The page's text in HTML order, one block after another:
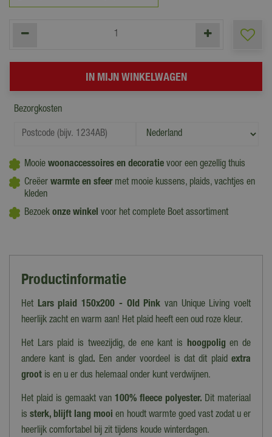
Bezorgkosten
Mooie woonaccessoires en decoratie voor een gezellig thuis
Creëer warmte en sfeermet mooie kussens, plaids, vachtjes en
kleden
Bezoek onze winkel voor het complete Boet assortiment
Productinformatie
Het Lars plaid 150x200 - Old Pink van Unique Living voelt
heerlijk zacht en warm aan! Het plaid heeft een oud roze kleur.
Het Lars plaid is tweezijdig, de ene kant is hoogpolig en de
andere kant is glad. Een ander voordeel is dat dit plaidextra
groot is en u er dus helemaal onder kunt verdwijnen.
Het plaid is gemaakt van 100% fleece polyester. Dit materiaal
issterk, blijft lang mooi en houdt warmte goed vast zodat u er
heerlijk comfortabel bij zit tijdens koude winterdagen.